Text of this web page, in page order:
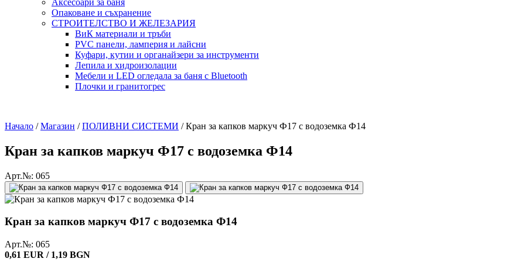
Опаковане и съхранение
СТРОИТЕЛСТВО И ЖЕЛЕЗАРИЯ
ВиК материали и тръби
PVC панели, ламперия и лайсни
Куфари, кутии и органайзери за инструменти
Лепила и хидроизолации
Мебели и LED огледала за баня с Bluetooth
Плочки и гранитогрес
Начало / Магазин / ПОЛИВНИ СИСТЕМИ / Кран за капков маркуч Ф17 с водоземка Ф14
Кран за капков маркуч Ф17 с водоземка Ф14
Арт.№: 065
Кран за капков маркуч Ф17 с водоземка Ф14
Арт.№: 065
0,61 EUR / 1,19 BGN